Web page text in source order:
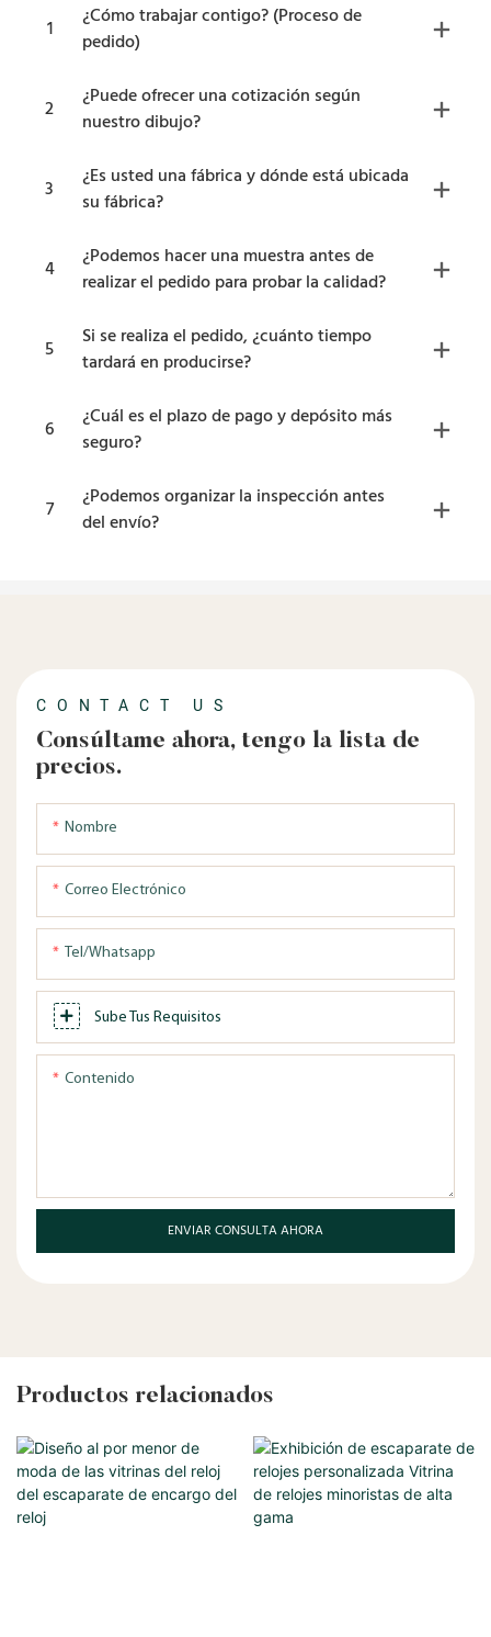
1
¿Cómo trabajar contigo? (Proceso de
pedido)
2
¿Puede ofrecer una cotización según
nuestro dibujo?
3
¿Es usted una fábrica y dónde está ubicada
su fábrica?
4
¿Podemos hacer una muestra antes de
realizar el pedido para probar la calidad?
5
Si se realiza el pedido, ¿cuánto tiempo
tardará en producirse?
6
¿Cuál es el plazo de pago y depósito más
seguro?
7
¿Podemos organizar la inspección antes
del envío?
CONTACT US
Consúltame ahora, tengo la lista de
precios.
Nombre
Correo Electrónico
Tel/whatsapp
Sube Tus Requisitos
Contenido
ENVIAR CONSULTA AHORA
Productos relacionados